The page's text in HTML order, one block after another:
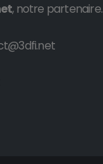
, notre partenaire.